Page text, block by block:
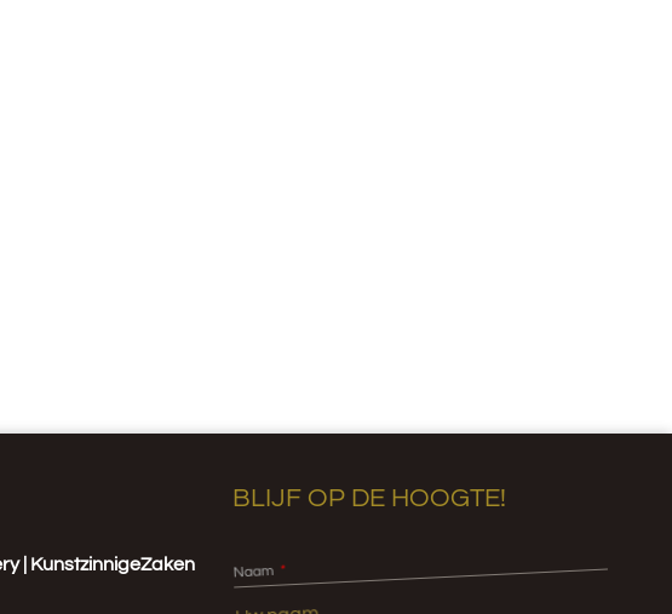
| KunstzinnigeZaken
BLIJF OP DE HOOGTE!
Naam